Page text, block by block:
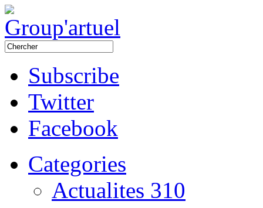
Subscribe
Twitter
Facebook
Categories
Actualites 310